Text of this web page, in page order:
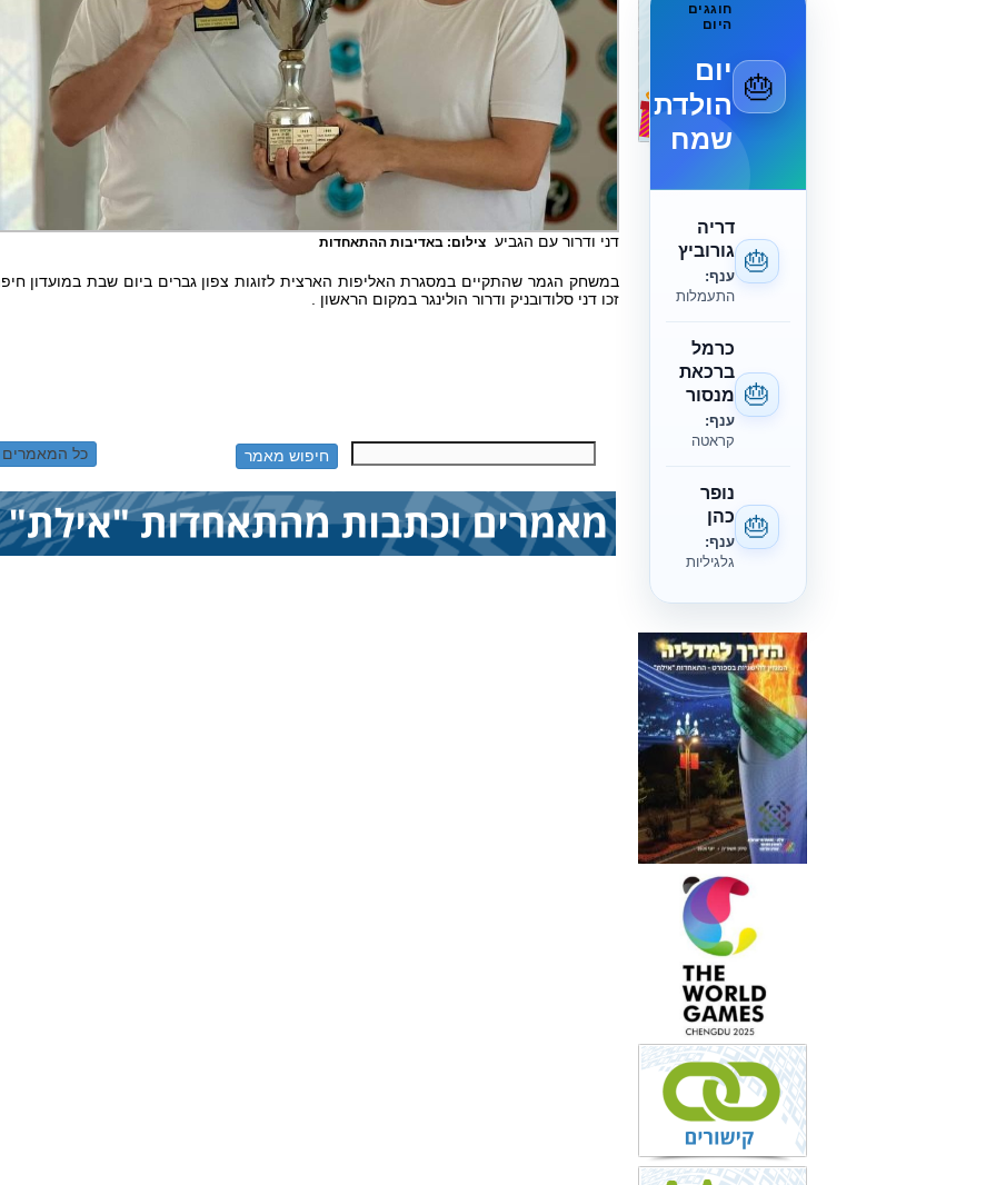
🎂
חוגגים
היום
יום
הולדת
שמח
🎂
דריה
גורוביץ
ענף:
התעמלות
🎂
כרמל
ברכאת
מנסור
ענף:
קראטה
🎂
נופר
כהן
ענף:
גלגיליות
דני ודרור עם הגביעצילום: באדיבות ההתאחדות
במשחק הגמר שהתקיים במסגרת האליפות הארצית לזוגות צפון גברים ביום שבת במועדון
זכו דני סלודובניק ודרור הולינגר במקום הראשון .
כל המאמרים